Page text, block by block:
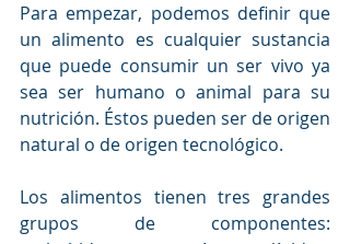
Para empezar, podemos definir que
un alimento es cualquier sustancia
que puede consumir un ser vivo ya
sea ser humano o animal para su
nutrición. Éstos pueden ser de origen
natural o de origen tecnológico.
Los alimentos tienen tres grandes
grupos de componentes: